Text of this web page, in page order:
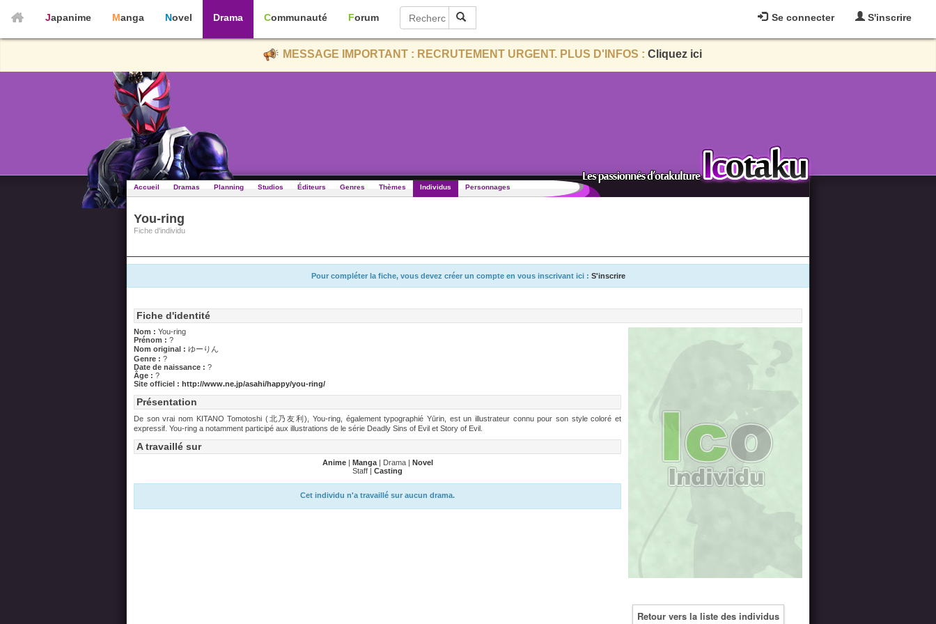
Se connecter S'inscrire
Japanime Manga Novel Drama Communauté Forum
MESSAGE IMPORTANT : RECRUTEMENT URGENT. PLUS D'INFOS : Cliquez ici
Accueil Dramas Planning Studios Éditeurs Genres Thèmes Individus Personnages
You-ring
Fiche d'individu
Pour compléter la fiche, vous devez créer un compte en vous inscrivant ici : S'inscrire
Fiche d'identité
Nom : You-ring
Prénom : ?
Nom original : ゆーりん
Genre : ?
Date de naissance : ?
Âge : ?
Site officiel : http://www.ne.jp/asahi/happy/you-ring/
Présentation
De son vrai nom KITANO Tomotoshi (北乃友利), You-ring, également typographié Yūrin, est un illustrateur connu pour son style coloré et
expressif. You-ring a notamment participé aux illustrations de le série Deadly Sins of Evil et Story of Evil.
A travaillé sur
Anime| Manga| Drama | Novel
Staff | Casting
Cet individu n'a travaillé sur aucun drama.
Retour vers la liste des individus